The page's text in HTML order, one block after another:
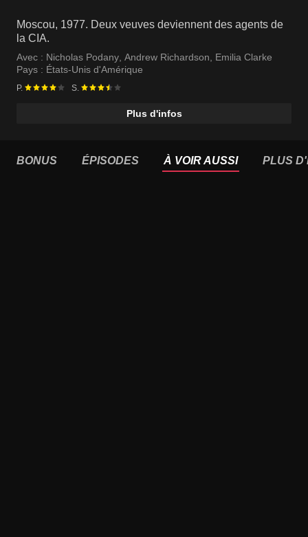
Moscou, 1977. Deux veuves deviennent des agents de
la CIA.
Avec : Nicholas Podany, Andrew Richardson, Emilia Clarke
Pays : États-Unis d'Amérique
P. S.
Plus d'infos
BONUS ÉPISODES À VOIR AUSSI PLUS